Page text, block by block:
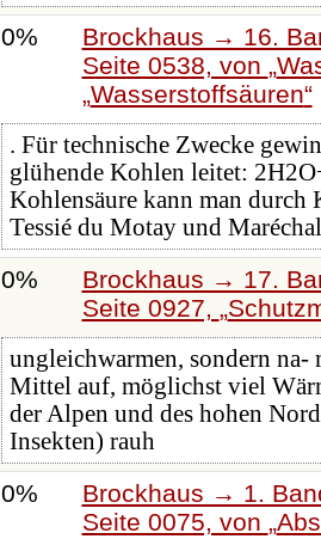
0%
Brockhaus → 16.
Seite 0538, von
Wasserstoffsäuren
. Für technische Zwecke
glühende Kohlen leitet:
Kohlensäure kann man durch
Tessié du Motay und
0%
Brockhaus → 17.
Seite 0927,
ungleichwarmen, sondern
Mittel auf, möglichst viel
der Alpen und des hohen
Insekten) rauh
0%
Brockhaus → 1.
Seite 0075, von